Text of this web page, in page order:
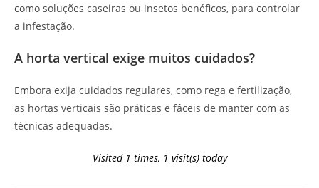
como soluções caseiras ou insetos benéficos, para controlar
a infestação.
A horta vertical exige muitos cuidados?
Embora exija cuidados regulares, como rega e fertilização,
as hortas verticais são práticas e fáceis de manter com as
técnicas adequadas.
Visited 1 times, 1 visit(s) today